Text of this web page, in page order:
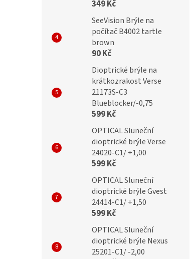
349 Kč
SeeVision Brýle na
počítač B4002 tartle
brown
90 Kč
Dioptrické brýle na
krátkozrakost Verse
21173S-C3
Blueblocker/-0,75
599 Kč
OPTICAL Sluneční
dioptrické brýle Verse
24020-C1/ +1,00
599 Kč
OPTICAL Sluneční
dioptrické brýle Gvest
24414-C1/ +1,50
599 Kč
OPTICAL Sluneční
dioptrické brýle Nexus
25201-C1/ -2,00
299 Kč